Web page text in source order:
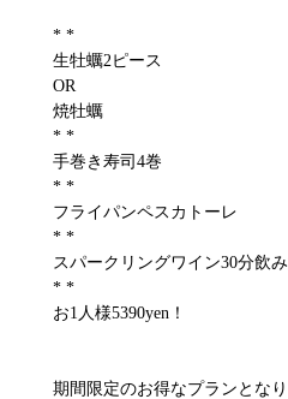
* *
生牡蠣2ピース
OR
焼牡蠣
* *
手巻き寿司4巻
* *
フライパンペスカトーレ
* *
スパークリングワイン30分飲み
* *
お1人様5390yen！
期間限定のお得なプランとなり